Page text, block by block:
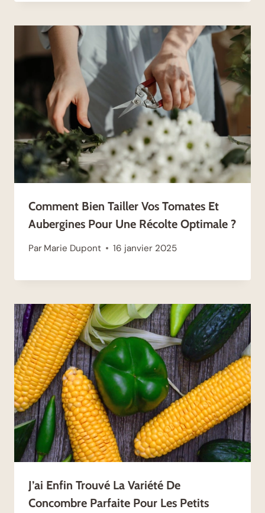
Comment Bien Tailler Vos Tomates Et
Aubergines Pour Une Récolte Optimale ?
Par Marie Dupont 16 janvier 2025
J’ai Enfin Trouvé La Variété De
Concombre Parfaite Pour Les Petits